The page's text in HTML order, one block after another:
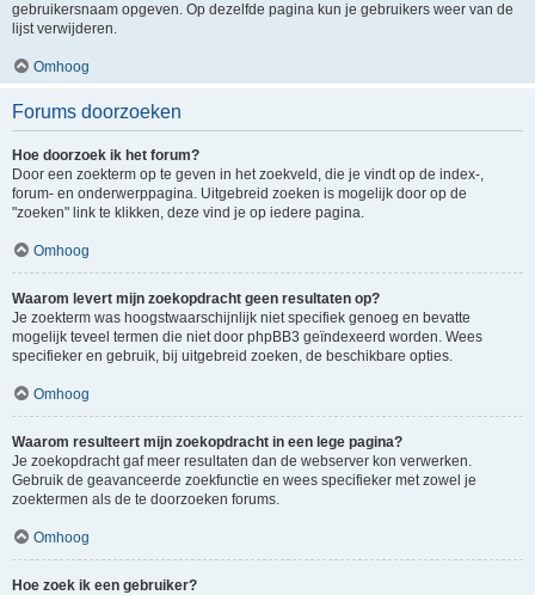
gebruikersnaam opgeven. Op dezelfde pagina kun je gebruikers weer van de
lijst verwijderen.
Omhoog
Forums doorzoeken
Hoe doorzoek ik het forum?
Door een zoekterm op te geven in het zoekveld, die je vindt op de index-,
forum- en onderwerppagina. Uitgebreid zoeken is mogelijk door op de
"zoeken" link te klikken, deze vind je op iedere pagina.
Omhoog
Waarom levert mijn zoekopdracht geen resultaten op?
Je zoekterm was hoogstwaarschijnlijk niet specifiek genoeg en bevatte
mogelijk teveel termen die niet door phpBB3 geïndexeerd worden. Wees
specifieker en gebruik, bij uitgebreid zoeken, de beschikbare opties.
Omhoog
Waarom resulteert mijn zoekopdracht in een lege pagina?
Je zoekopdracht gaf meer resultaten dan de webserver kon verwerken.
Gebruik de geavanceerde zoekfunctie en wees specifieker met zowel je
zoektermen als de te doorzoeken forums.
Omhoog
Hoe zoek ik een gebruiker?